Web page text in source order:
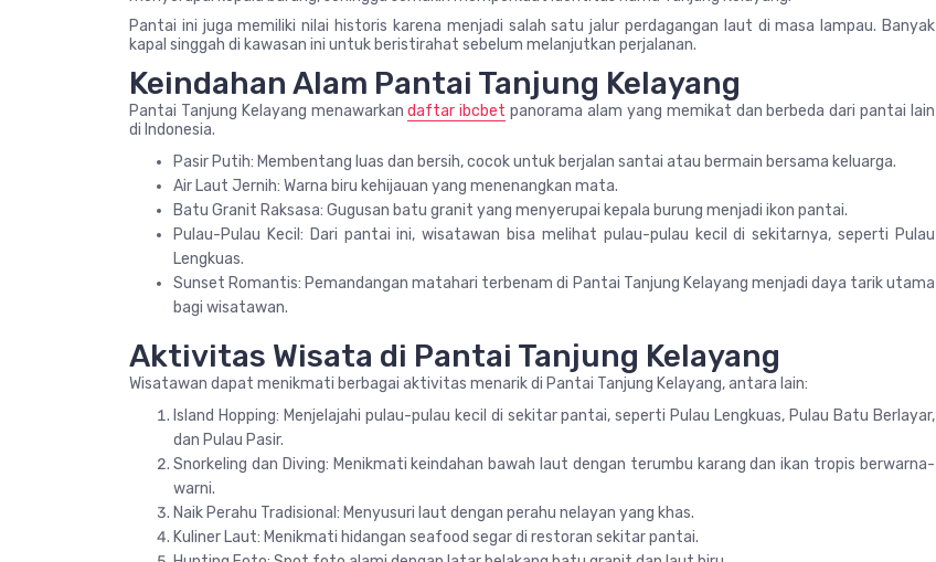
Pantai ini juga memiliki nilai historis karena menjadi salah satu jalur perdagangan laut di masa lampau. Banyak
kapal singgah di kawasan ini untuk beristirahat sebelum melanjutkan perjalanan.
Keindahan Alam Pantai Tanjung Kelayang
Pantai Tanjung Kelayang menawarkandaftar ibcbet panorama alam yang memikat dan berbeda dari pantai lain
di Indonesia.
Pasir Putih: Membentang luas dan bersih, cocok untuk berjalan santai atau bermain bersama keluarga.
Air Laut Jernih: Warna biru kehijauan yang menenangkan mata.
Batu Granit Raksasa: Gugusan batu granit yang menyerupai kepala burung menjadi ikon pantai.
Pulau-Pulau Kecil: Dari pantai ini, wisatawan bisa melihat pulau-pulau kecil di sekitarnya, seperti Pulau
Lengkuas.
Sunset Romantis: Pemandangan matahari terbenam di Pantai Tanjung Kelayang menjadi daya tarik utama
bagi wisatawan.
Aktivitas Wisata di Pantai Tanjung Kelayang
Wisatawan dapat menikmati berbagai aktivitas menarik di Pantai Tanjung Kelayang, antara lain:
Island Hopping: Menjelajahi pulau-pulau kecil di sekitar pantai, seperti Pulau Lengkuas, Pulau Batu Berlayar,
dan Pulau Pasir.
Snorkeling dan Diving: Menikmati keindahan bawah laut dengan terumbu karang dan ikan tropis berwarna-
warni.
Naik Perahu Tradisional: Menyusuri laut dengan perahu nelayan yang khas.
Kuliner Laut: Menikmati hidangan seafood segar di restoran sekitar pantai.